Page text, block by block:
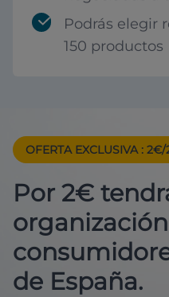
Podrás elegir
150 productos
OFERTA EXCLUSIVA : 2€/
Por 2€
de España.